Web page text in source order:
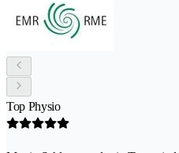
Top Physio